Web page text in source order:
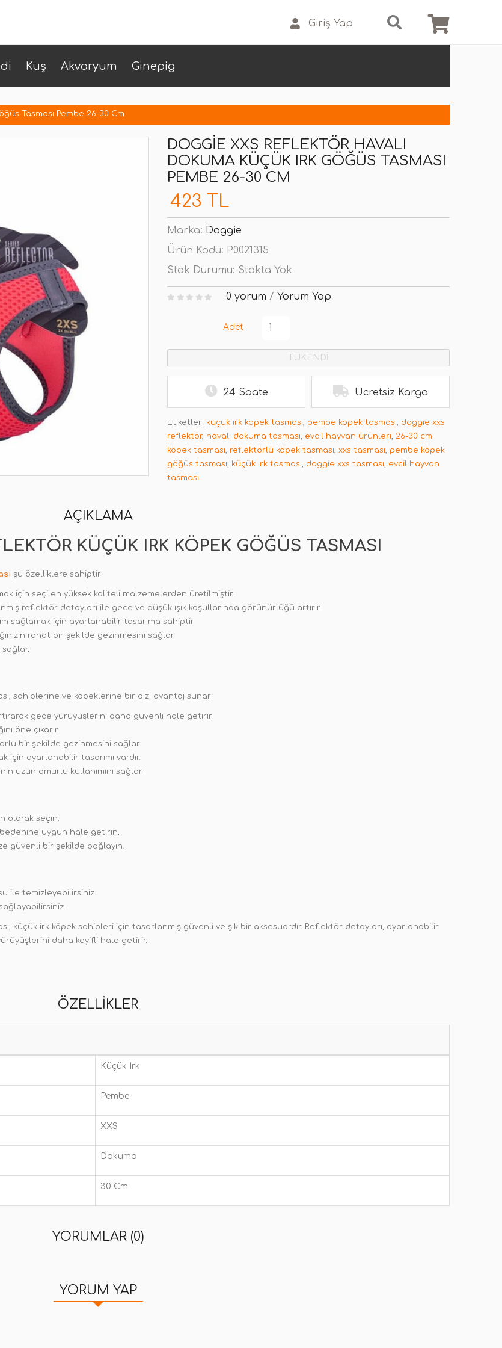
Giriş Yap
Kuş Akvaryum Ginepig
Tasması Pembe 26-30 Cm
DOGGIE XXS REFLEKTÖR HAVALI
DOKUMA KÜÇÜK IRK GÖĞÜS TASMASI
PEMBE 26-30 CM
423 TL
Marka: Doggie
Ürün Kodu: P0021315
Stok Durumu: Stokta Yok
0 yorum / Yorum Yap
Adet
TÜKENDİ
24 Saate Ücretsiz Kargo
Etiketler: küçük ırk köpek tasması, pembe köpek tasması, doggie xxs
reflektör, havalı dokuma tasması, evcil hayvan ürünleri, 26-30 cm
köpek tasması, reflektörlü köpek tasması, xxs tasması, pembe köpek
göğüs tasması, küçük ırk tasması, doggie xxs tasması, evcil hayvan
tasması
AÇIKLAMA
KÜÇÜK IRK KÖPEK GÖĞÜS TASMASI
şu özelliklere sahiptir:
için seçilen yüksek kaliteli malzemelerden üretilmiştir.
reflektör detayları ile gece ve düşük ışık koşullarında görünürlüğü artırır.
sağlamak için ayarlanabilir tasarıma sahiptir.
rahat bir şekilde gezinmesini sağlar.
sağlar.
sahiplerine ve köpeklerine bir dizi avantaj sunar:
gece yürüyüşlerini daha güvenli hale getirir.
öne çıkarır.
bir şekilde gezinmesini sağlar.
için ayarlanabilir tasarımı vardır.
uzun ömürlü kullanımını sağlar.
olarak seçin.
bedenine uygun hale getirin.
güvenli bir şekilde bağlayın.
ile temizleyebilirsiniz.
küçük irk köpek sahipleri için tasarlanmış güvenli ve şık bir aksesuardır. Reflektör detayları, ayarlanabilir
daha keyifli hale getirir.
ÖZELLIKLER
Küçük Irk
Pembe
XXS
Dokuma
30 Cm
YORUMLAR (0)
YORUM YAP